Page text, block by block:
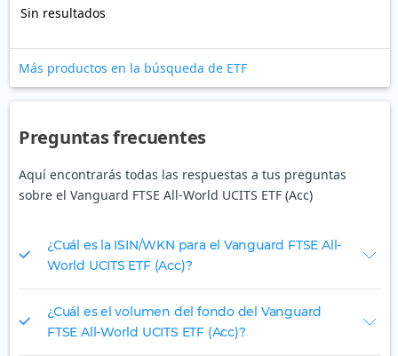
Sin resultados
Más productos en la búsqueda de ETF
Preguntas frecuentes
Aquí encontrarás todas las respuestas a tus preguntas
sobre el Vanguard FTSE All-World UCITS ETF (Acc)
¿Cuál es la ISIN/WKN para el Vanguard FTSE All-
World UCITS ETF (Acc)?
¿Cuál es el volumen del fondo del Vanguard
FTSE All-World UCITS ETF (Acc)?